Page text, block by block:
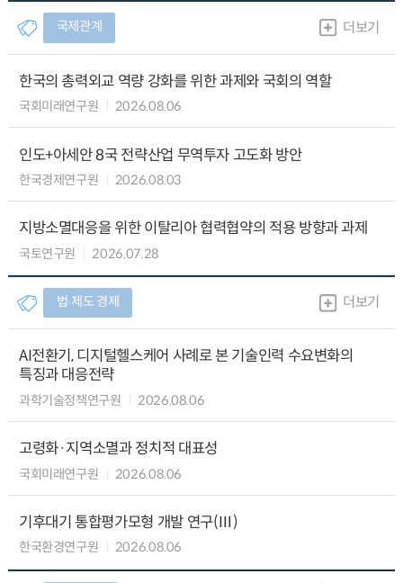
국제관계 더보기
한국의 총력외교 역량 강화를 위한 과제와 국회의 역할
국회미래연구원 2026.08.06
인도+아세안 8국 전략산업 무역투자 고도화 방안
한국경제연구원 2026.08.03
지방소멸대응을 위한 이탈리아 협력협약의 적용 방향과 과제
국토연구원 2026.07.28
법∙제도 경제 더보기
AI전환기, 디지털헬스케어 사례로 본 기술인력 수요변화의
특징과 대응전략
과학기술정책연구원 2026.08.06
고령화·지역소멸과 정치적 대표성
국회미래연구원 2026.08.06
기후대기 통합평가모형 개발 연구(Ⅲ)
한국환경연구원 2026.08.06